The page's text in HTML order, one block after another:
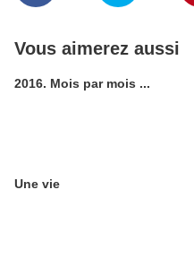
Vous aimerez aussi
2016. Mois par mois ...
Une vie